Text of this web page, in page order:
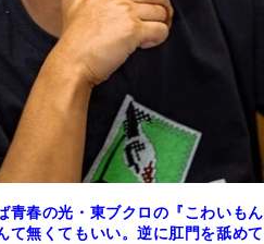
青春の光・東ブクロの『こわいもん
て無くてもいい。逆に肛門を舐めて